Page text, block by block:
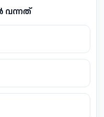
വന്നത്